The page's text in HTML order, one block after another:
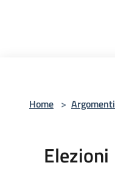
Home > Argomenti
Elezioni